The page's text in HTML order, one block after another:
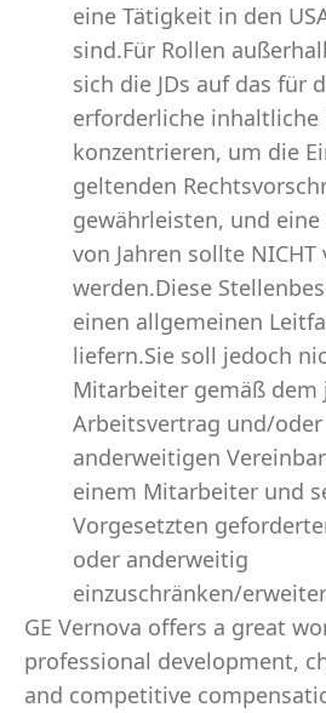
eine Tätigkeit in den
sind.Für Rollen
sich die JDs auf das für
erforderliche inhaltliche
konzentrieren, um die
geltenden
gewährleisten, und
von Jahren sollte NICHT
werden.Diese
einen allgemeinen
liefern.Sie soll jedoch
Mitarbeiter gemäß dem
Arbeitsvertrag und/
anderweitigen
einem Mitarbeiter und
Vorgesetzten
oder anderweitig
einzuschränken/
GE Vernova offers a great
professional development,
and competitive